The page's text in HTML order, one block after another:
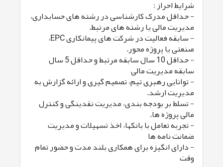
شرایط احراز :
- حداقل مدرک کارشناسی در رشته های حسابداری،
مدیریت مالی یا رشته های مرتبط.
- سابقه فعالیت در شرکت های پیمانکاری EPC،
صنعتی یا پروژه محور.
- حداقل 10 سال سابقه مرتبط و حداقل 5 سال
سابقه مدیریت مالی
- توانایی رهبری تیم، تصمیم گیری و ارائه گزارش به
مدیریت ارشد.
- تسلط بر بودجه بندی، مدیریت نقدینگی و کنترل
مالی پروژه ها.
- تجربه تعامل با بانکها، اخذ تسهیلات و مدیریت
ضمانت نامه ها
- دارای انگیزه برای همکاری بلند مدت و حضور تمام
وقت